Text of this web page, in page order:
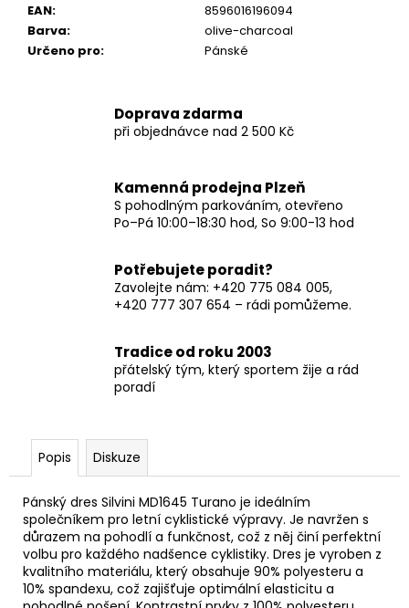
EAN:
8596016196094
Barva:
olive-charcoal
Určeno pro: Pánské
Doprava zdarma
při objednávce nad 2 500 Kč
Kamenná prodejna Plzeň
S pohodlným parkováním, otevřeno
Po–Pá 10:00–18:30 hod, So 9:00-13 hod
Potřebujete poradit?
Zavolejte nám: +420 775 084 005,
+420 777 307 654 – rádi pomůžeme.
Tradice od roku 2003
přátelský tým, který sportem žije a rád
poradí
Popis Diskuze
Pánský dres Silvini MD1645 Turano je ideálním
společníkem pro letní cyklistické výpravy. Je navržen s
důrazem na pohodlí a funkčnost, což z něj činí perfektní
volbu pro každého nadšence cyklistiky. Dres je vyroben z
kvalitního materiálu, který obsahuje 90% polyesteru a
10% spandexu, což zajišťuje optimální elasticitu a